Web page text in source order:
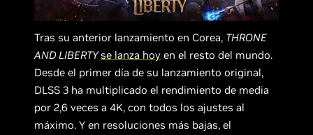
Tras su anterior lanzamiento en Corea, THRONE
AND LIBERTYse lanza hoy en el resto del mundo.
Desde el primer día de su lanzamiento original,
DLSS 3 ha multiplicado el rendimiento de media
por 2,6 veces a 4K, con todos los ajustes al
máximo. Y en resoluciones más bajas, el